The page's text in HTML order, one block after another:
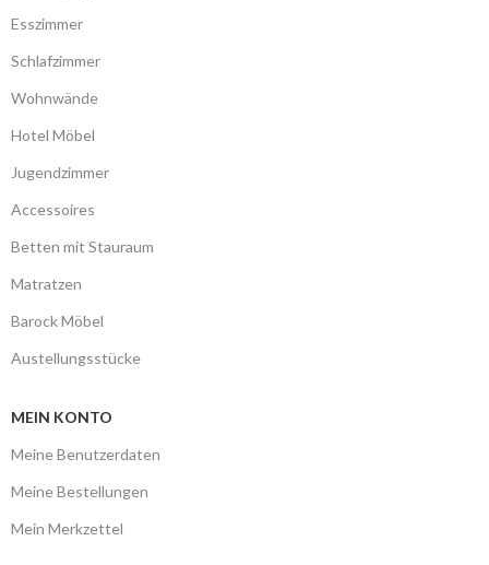
Esszimmer
Schlafzimmer
Wohnwände
Hotel Möbel
Jugendzimmer
Accessoires
Betten mit Stauraum
Matratzen
Barock Möbel
Austellungsstücke
MEIN KONTO
Meine Benutzerdaten
Meine Bestellungen
Mein Merkzettel